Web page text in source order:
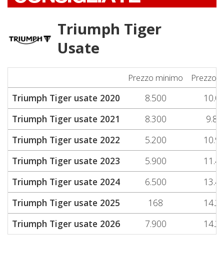
Triumph Tiger
Usate
Prezzo minimo Prezzo
Triumph Tiger usate 2020 8.500
Triumph Tiger usate 2021
8.300
Triumph Tiger usate 2022
5.200
Triumph Tiger usate 2023
5.900
Triumph Tiger usate 2024
6.500
Triumph Tiger usate 2025
168
Triumph Tiger usate 2026
7.900